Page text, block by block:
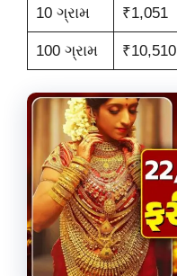
10 ગ્રામ ₹1,051
100 ગ્રામ ₹10,510